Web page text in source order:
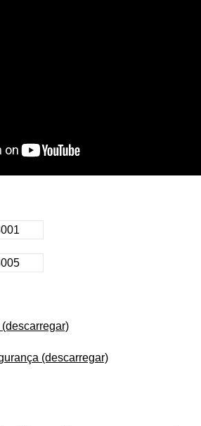
(descarregar)
(descarregar)